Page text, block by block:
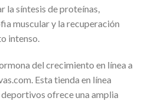
la síntesis de proteínas,
muscular y la recuperación
intenso.
del crecimiento en línea a
Esta tienda en línea
ofrece una amplia